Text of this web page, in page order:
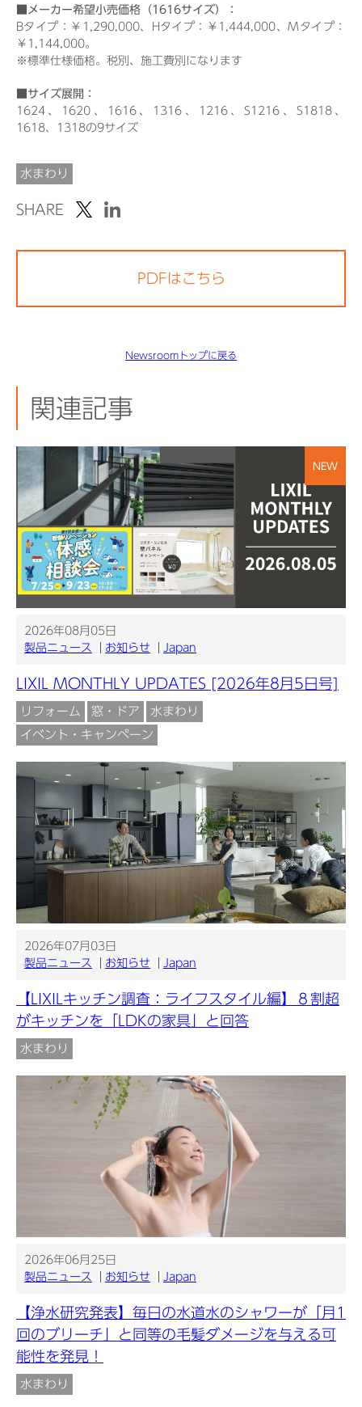
■メーカー希望小売価格（1616サイズ）：
Bタイプ：￥1,290,000、Hタイプ：￥1,444,000、Mタイプ：
￥1,144,000。
※標準仕様価格。税別、施工費別になります
■サイズ展開：
1624、1620、1616、1316、1216、S1216、S1818、
1618、1318の9サイズ
水まわり
SHARE
PDFはこちら
Newsroomトップに戻る
関連記事
NEW
2026年08月05日
製品ニュース
お知らせ Japan
LIXIL MONTHLY UPDATES [2026年8月5日号]
リフォーム 窓・ドア
水まわり
イベント・キャンペーン
2026年07月03日
製品ニュース
お知らせ Japan
【LIXILキッチン調査：ライフスタイル編】８割超
がキッチンを「LDKの家具」と回答
水まわり
2026年06月25日
製品ニュース
お知らせ Japan
【浄水研究発表】毎日の水道水のシャワーが「月1
回のブリーチ」と同等の毛髪ダメージを与える可
能性を発見！
水まわり